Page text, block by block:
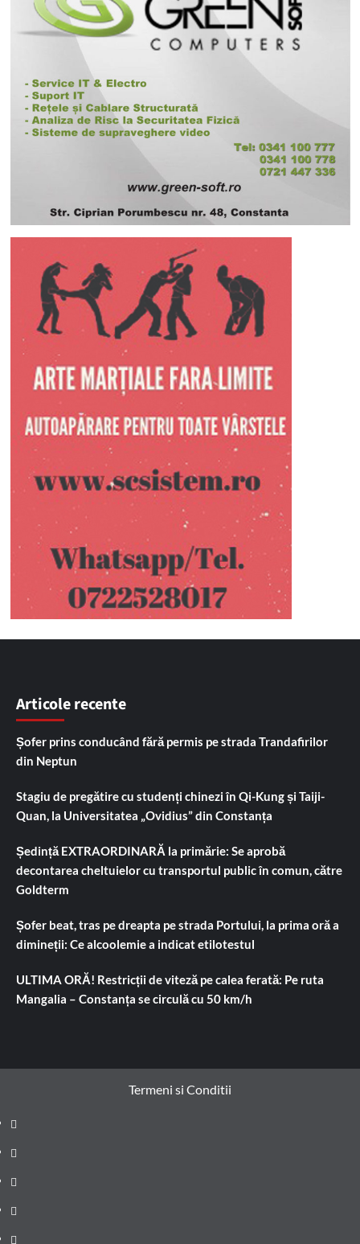
Articole recente
Șofer prins conducând fără permis pe strada Trandafirilor
din Neptun
Stagiu de pregătire cu studenți chinezi în Qi-Kung și Taiji-
Quan, la Universitatea „Ovidius” din Constanța
Ședință EXTRAORDINARĂ la primărie: Se aprobă
decontarea cheltuielor cu transportul public în comun, către
Goldterm
Șofer beat, tras pe dreapta pe strada Portului, la prima oră a
dimineții: Ce alcoolemie a indicat etilotestul
ULTIMA ORĂ! Restricții de viteză pe calea ferată: Pe ruta
Mangalia – Constanța se circulă cu 50 km/h
Termeni si Conditii
Prima
pagină
Știri
de
ultima
Administrație
locală
Actualitate
Justiție